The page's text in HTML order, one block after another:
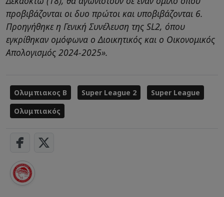
προβιβάζονται οι δυο πρώτοι και υποβιβάζονται 6.
Προηγήθηκε η Γενική Συνέλευση της SL2, όπου
εγκρίθηκαν ομόφωνα ο Διοικητικός και ο Οικονομικός
Απολογισμός 2024-2025».
Ολυμπιακος Β Super League 2
Super League
Ολυμπιακός